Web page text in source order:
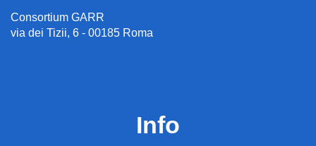
Consortium GARR
via dei Tizii, 6 - 00185 Roma
Info